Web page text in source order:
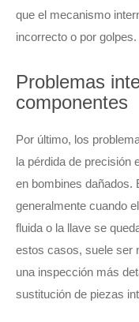
que el mecanismo
incorrecto o por golpes.
Problemas
componentes
Por último, los
la pérdida de precisión
en bombines dañados.
generalmente cuando
fluida o la llave se
estos casos, suele ser
una inspección más
sustitución de piezas